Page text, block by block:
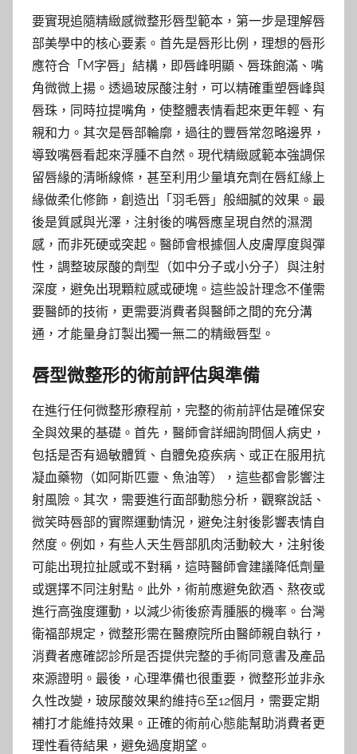
要實現追隨精緻感微整形唇型範本，第一步是理解唇
部美學中的核心要素。首先是唇形比例，理想的唇形
應符合「M字唇」結構，即唇峰明顯、唇珠飽滿、嘴
角微微上揚。透過玻尿酸注射，可以精確重塑唇峰與
唇珠，同時拉提嘴角，使整體表情看起來更年輕、有
親和力。其次是唇部輪廓，過往的豐唇常忽略邊界，
導致嘴唇看起來浮腫不自然。現代精緻感範本強調保
留唇緣的清晰線條，甚至利用少量填充劑在唇紅緣上
緣做柔化修飾，創造出「羽毛唇」般細膩的效果。最
後是質感與光澤，注射後的嘴唇應呈現自然的濕潤
感，而非死硬或突起。醫師會根據個人皮膚厚度與彈
性，調整玻尿酸的劑型（如中分子或小分子）與注射
深度，避免出現顆粒感或硬塊。這些設計理念不僅需
要醫師的技術，更需要消費者與醫師之間的充分溝
通，才能量身訂製出獨一無二的精緻唇型。
唇型微整形的術前評估與準備
在進行任何微整形療程前，完整的術前評估是確保安
全與效果的基礎。首先，醫師會詳細詢問個人病史，
包括是否有過敏體質、自體免疫疾病、或正在服用抗
凝血藥物（如阿斯匹靈、魚油等），這些都會影響注
射風險。其次，需要進行面部動態分析，觀察說話、
微笑時唇部的實際運動情況，避免注射後影響表情自
然度。例如，有些人天生唇部肌肉活動較大，注射後
可能出現拉扯感或不對稱，這時醫師會建議降低劑量
或選擇不同注射點。此外，術前應避免飲酒、熬夜或
進行高強度運動，以減少術後瘀青腫脹的機率。台灣
衛福部規定，微整形需在醫療院所由醫師親自執行，
消費者應確認診所是否提供完整的手術同意書及產品
來源證明。最後，心理準備也很重要，微整形並非永
久性改變，玻尿酸效果約維持6至12個月，需要定期
補打才能維持效果。正確的術前心態能幫助消費者更
理性看待結果，避免過度期望。